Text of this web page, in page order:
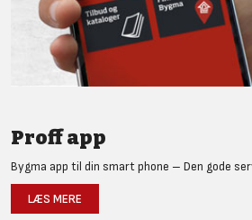
Proff app
Bygma app til din smart phone – Den gode
LÆS MERE